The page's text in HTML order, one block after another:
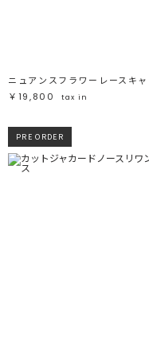
￥19,800
tax in
PRE ORDER